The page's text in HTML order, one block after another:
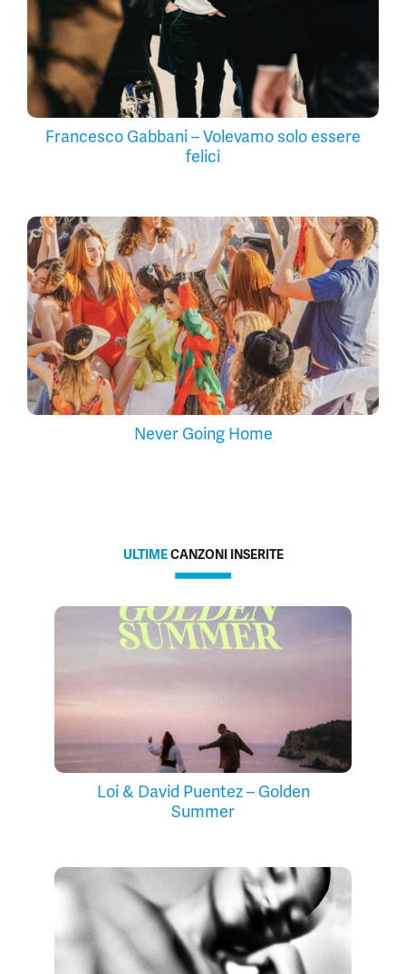
Francesco Gabbani – Volevamo solo essere
felici
Never Going Home
ULTIMECANZONI INSERITE
Loi & David Puentez – Golden
Summer